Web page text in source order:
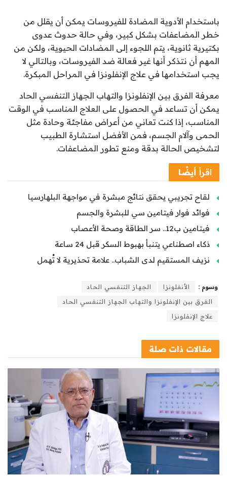
باستخدام الأدوية المضادة للفيروسات يمكن أن يقلل من
خطر المضاعفات بشكل كبير، وفي حالة حدوث عدوى
بكتيرية ثانوية، يتم اللجوء إلى المضادات الحيوية، ولكن من
المهم أن نتذكر أنها غير فعالة ضد الفيروسات، وبالتالي لا
يجب استخدامها في علاج الإنفلونزا في المراحل المبكرة.
معرفة الفرق بين الإنفلونزا والتهاب الجهاز التنفسي الحاد
يمكن أن تساعد في الحصول على العلاج المناسب في الوقت
المناسب، إذا كنت تعاني من أعراض مفاجئة وحادة مثل
الحمى وآلام الجسم، فمن الأفضل استشارة الطبيب
لتشخيص الحالة بدقة ومنع تطور المضاعفات.
اقرأ أيضًا
لقاح تجريبي يحقق نتائج مبشرة في مواجهة البلهارسيا
فوائد فوار فيتامين سي للبشرة والجسم
فيتامين ب12.. سر الطاقة وصحة الأعصاب
ذكاء اصطناعي يتنبأ بهبوط السكر قبل 24 ساعة
نزيف المستقيم لدى الشباب.. علامة تحذيرية لا تُهمل
وسوم : الأنفلونزا
الجهاز التنفسي الحاد
الفرق بين الإنفلونزا والتهاب الجهاز التنفسي الحاد
علاج الإنفلونزا
مقالات ذات صلة